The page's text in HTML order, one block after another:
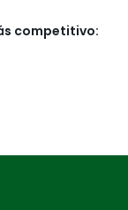
competitivo: